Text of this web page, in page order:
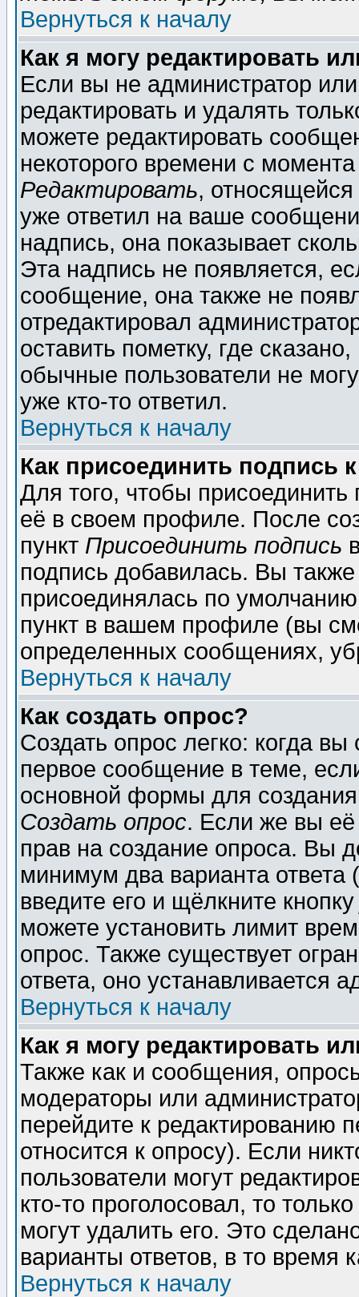
Вернуться к началу
Как я могу редактировать
Если вы не администратор
редактировать и удалять
можете редактировать
некоторого времени с
Редактировать,
уже ответил на ваше
надпись, она показывает
Эта надпись не появляется,
сообщение, она также не
отредактировал
оставить пометку, где
обычные пользователи не
уже кто-то ответил.
Вернуться к началу
Как присоединить подпись
Для того, чтобы
её в своем профиле. После
пункт Присоединить подпись
подпись добавилась. Вы
присоединялась по
пункт в вашем профиле (вы
определенных сообщениях,
Вернуться к началу
Как создать опрос?
Создать опрос легко: когда
первое сообщение в теме,
основной формы для
Создать опрос. Если же вы её
прав на создание опроса. Вы
минимум два варианта ответа
введите его и щёлкните
можете установить лимит
опрос. Также существует
ответа, оно устанавливается
Вернуться к началу
Как я могу редактировать
Также как и сообщения,
модераторы или
перейдите к редактированию
относится к опросу). Если
пользователи могут
кто-то проголосовал, то
могут удалить его. Это
варианты ответов, в то время
Вернуться к началу